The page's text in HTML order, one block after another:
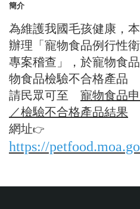
簡介
為維護我國毛孩健康，
辦理「寵物食品例行性
專案稽查」，於寵物食
物食品檢驗不合格產品
請民眾可至 寵物食品
／檢驗不合格產品結果
網址👉
https://